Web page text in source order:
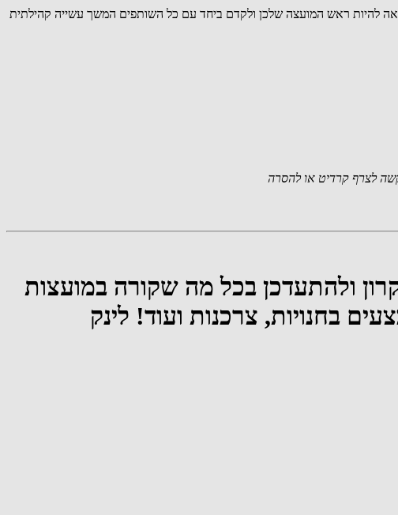
להיות ראש המועצה שלכן ולקדם ביחד עם כל השותפים המשך עשייה קהילתית
לצרף קרדיט או להסרה
ולהתעדכן בכל מה שקורה במועצות
בחנויות, צרכנות ועוד! לינק